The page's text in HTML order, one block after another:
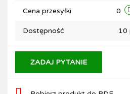
Cena przesyłki 0
Dostępność 10
ZADAJ PYTANIE